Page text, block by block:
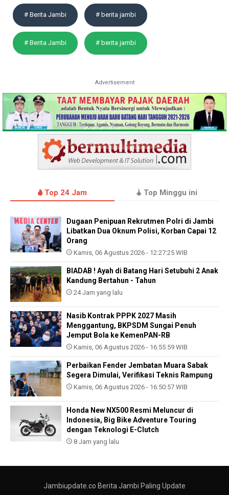
# Berita Jambi # berita jambi
# Berita Jambi # berita jambi
Advertisement
Top 24 Jam Top Minggu ini
Dugaan Penipuan Rekrutmen Polri di Jambi
Libatkan Dua Oknum Polisi, Korban Capai 12
Orang
Kamis, 06 Agustus 2026 - 12:27:25 WIB
BIADAB ! Ayah di Batang Hari Setubuhi 2 Anak
Kandung Bertahun - Tahun
24 Jam yang lalu
Nasib Kontrak PPPK 2027 Masih
Menggantung, BKPSDM Sungai Penuh
Jemput Bola ke KemenPAN-RB
Kamis, 06 Agustus 2026 - 16:55:59 WIB
Perbaikan Fender Jembatan Muara Sabak
Segera Dimulai, Verifikasi Teknis Rampung
Kamis, 06 Agustus 2026 - 16:50:57 WIB
Honda New NX500 Resmi Meluncur di
Indonesia, Big Bike Adventure Touring
dengan Teknologi E-Clutch
8 Jam yang lalu
Jambiupdate.co Berita Jambi Paling Update